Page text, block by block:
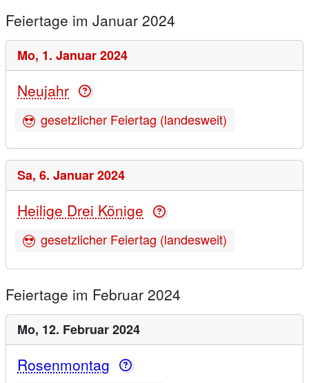
Feiertage im Januar 2024
Mo, 1. Januar 2024
Neujahr
gesetzlicher Feiertag (landesweit)
Sa, 6. Januar 2024
Heilige Drei Könige
gesetzlicher Feiertag (landesweit)
Feiertage im Februar 2024
Mo, 12. Februar 2024
Rosenmontag